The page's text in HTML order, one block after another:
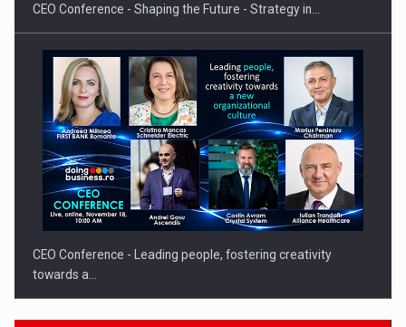
CEO Conference - Shaping the Future - Strategy in…
CEO Conference - Leading people, fostering creativity
towards a…